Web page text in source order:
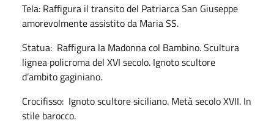
Tela: Raffigura il transito del Patriarca San Giuseppe
amorevolmente assistito da Maria SS.
Statua: Raffigura la Madonna col Bambino. Scultura
lignea policroma del XVI secolo. Ignoto scultore
d’ambito gaginiano.
Crocifisso: Ignoto scultore siciliano. Metà secolo XVII. In
stile barocco.